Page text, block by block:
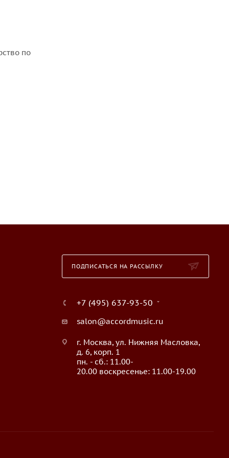
по
ПОДПИСАТЬСЯ НА РАССЫЛКУ
+7 (495) 637-93-50
salon@accordmusic.ru
г. Москва, ул. Нижняя Масловка,
д. 6, корп. 1
пн. - сб.: 11.00-
20.00 воскресенье: 11.00-19.00